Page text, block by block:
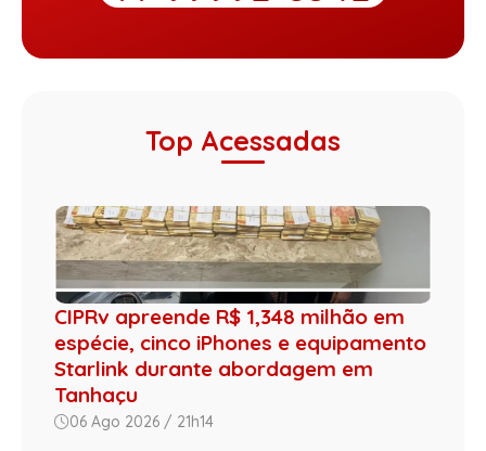
Top Acessadas
CIPRv apreende R$ 1,348 milhão em
espécie, cinco iPhones e equipamento
Starlink durante abordagem em
Tanhaçu
06 Ago 2026 / 21h14